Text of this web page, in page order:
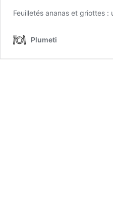
Feuilletés ananas et griottes
Plumeti